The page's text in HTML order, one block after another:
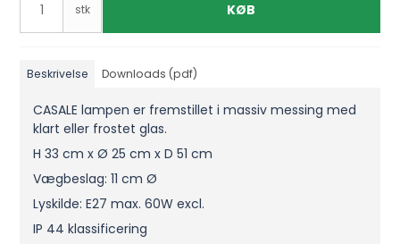
stk KØB
Beskrivelse Downloads (pdf)
CASALE lampen er fremstillet i massiv messing med
klart eller frostet glas.
H 33 cm x Ø 25 cm x D 51 cm
Vægbeslag: 11 cm Ø
Lyskilde: E27 max. 60W excl.
IP 44 klassificering